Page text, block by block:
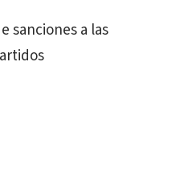
sanciones a las